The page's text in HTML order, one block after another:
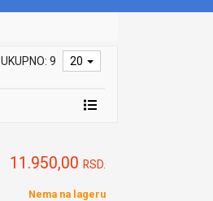
UKUPNO: 9 20
11.950,00 RSD.
Nema na lageru